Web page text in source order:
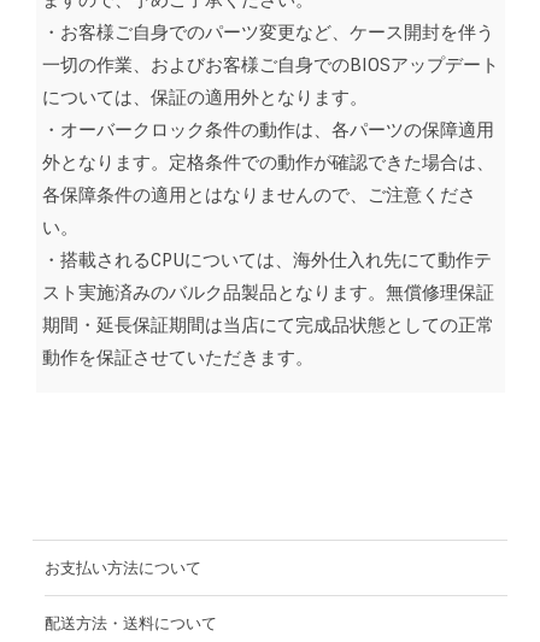
・お客様ご自身でのパーツ変更など、ケース開封を伴う
一切の作業、およびお客様ご自身でのBIOSアップデート
については、保証の適用外となります。
・オーバークロック条件の動作は、各パーツの保障適用
外となります。定格条件での動作が確認できた場合は、
各保障条件の適用とはなりませんので、ご注意くださ
い。
・搭載されるCPUについては、海外仕入れ先にて動作テ
スト実施済みのバルク品製品となります。無償修理保証
期間・延長保証期間は当店にて完成品状態としての正常
動作を保証させていただきます。
お支払い方法について
配送方法・送料について